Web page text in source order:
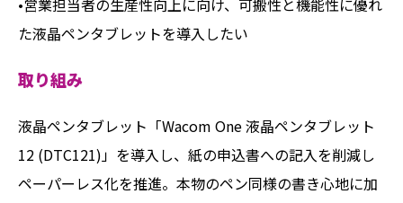
•営業担当者の生産性向上に向け、可搬性と機能性に優れ
た液晶ペンタブレットを導入したい
取り組み
液晶ペンタブレット「Wacom One 液晶ペンタブレット
12 (DTC121)」を導入し、紙の申込書への記入を削減し
ペーパーレス化を推進。本物のペン同様の書き心地に加